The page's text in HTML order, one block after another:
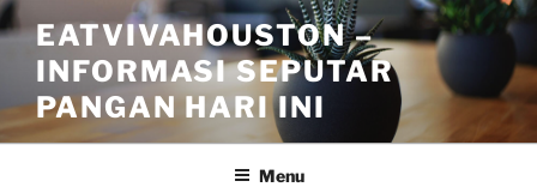
Skip
to
content
EATVIVAHOUSTON –
INFORMASI SEPUTAR
PANGAN HARI INI
Menu